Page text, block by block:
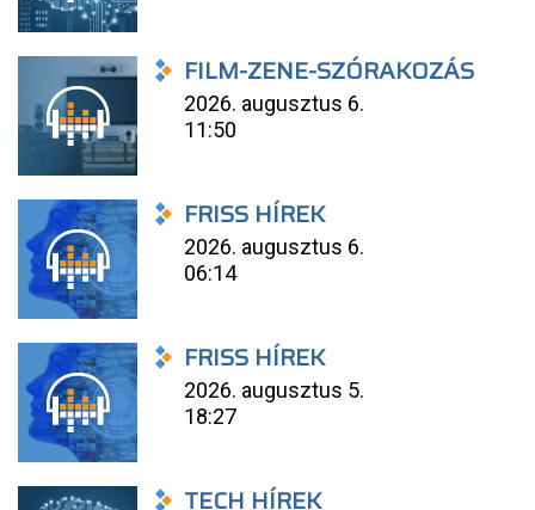
FILM-ZENE-SZÓRAKOZÁS
2026. augusztus 6.
11:50
FRISS HÍREK
2026. augusztus 6.
06:14
FRISS HÍREK
2026. augusztus 5.
18:27
TECH HÍREK